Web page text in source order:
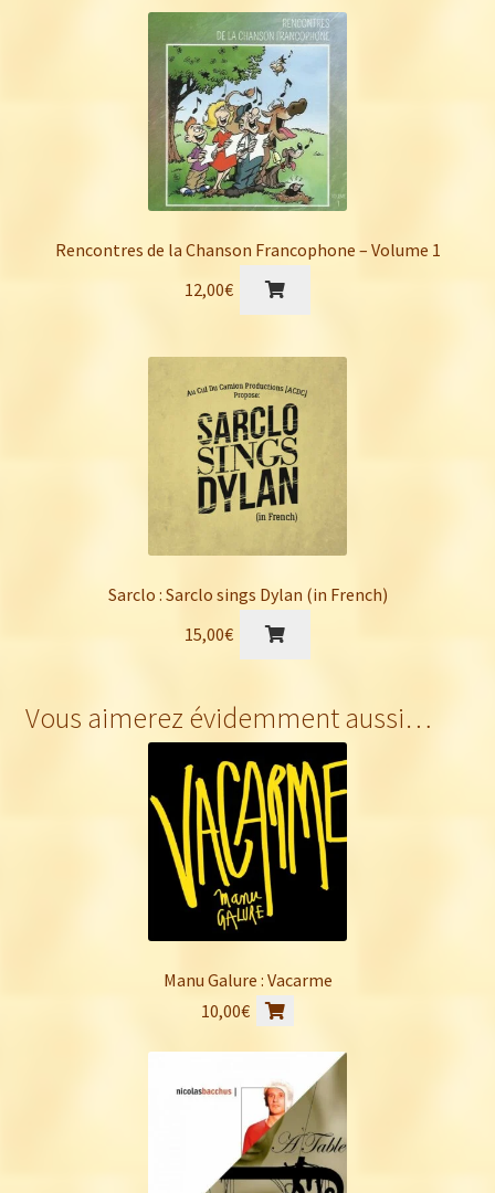
Rencontres de la Chanson Francophone – Volume 1
12,00€
Sarclo : Sarclo sings Dylan (in French)
15,00€
Vous aimerez évidemment aussi…
Manu Galure : Vacarme
10,00€